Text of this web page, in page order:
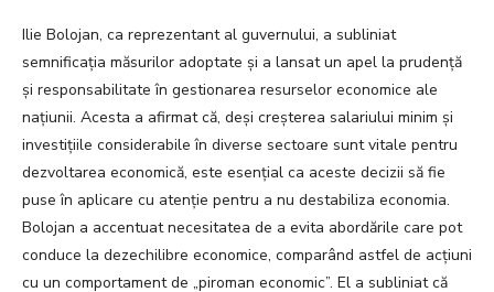
Ilie Bolojan, ca reprezentant al guvernului, a subliniat
semnificația măsurilor adoptate și a lansat un apel la prudență
și responsabilitate în gestionarea resurselor economice ale
națiunii. Acesta a afirmat că, deși creșterea salariului minim și
investițiile considerabile în diverse sectoare sunt vitale pentru
dezvoltarea economică, este esențial ca aceste decizii să fie
puse în aplicare cu atenție pentru a nu destabiliza economia.
Bolojan a accentuat necesitatea de a evita abordările care pot
conduce la dezechilibre economice, comparând astfel de acțiuni
cu un comportament de „piroman economic”. El a subliniat că